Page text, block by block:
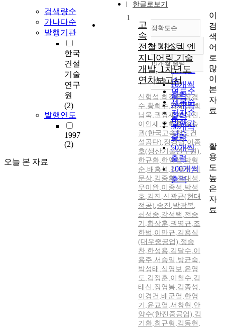
검색량순
가나다순
발행기관
한국
건설
기술
연구
원
(2)
발행연도
1997
(2)
오늘 본 자료
한글로보기
정확도순
정확도
순
인기도
순
연도순
제목순
저자순
발행기
관순
내림차순
내림차순
10개씩 출력
10개씩
출력
20개씩
출력
30개씩
출력
50개씩
출력
100개씩
출력
조회
1
고
속
전철 시스템 엔
지니어링 기술
개발, 1차년도
연차보고서
신형섭 ,최강윤,장경
수,황희수,양재성,백
남욱,권영재,이상진 ,
이인재 ,오희종,송승
권(한국고속철도건
설공단),정경렬,이종
호(생산기술연구원),
한규환,한영섭,박형
순,배흥성 ,김국진,이
문상,김중환,장대성 ,
우이완,이종성 ,박성
호,김진 ,신광균(현대
정공),송진 ,박광복,
최성종,강성택 ,전승
기 ,황상훈,권영규,조
한범 ,이만규,김용식
(대우중공업),정승
찬,한성용,김달수,이
용주,서승일 ,방균숙,
박성태 ,심영보,윤영
도,김정훈,이철수,김
태신 ,장영봉,김종성 ,
이경건 ,배군열 ,한영
기 ,윤교열 ,서창현 ,안
양수(한진중공업),김
기환,최규형 ,김동현 ,
이
검
색
어
로
많
이
본
자
료
활
용
도
높
은
자
료